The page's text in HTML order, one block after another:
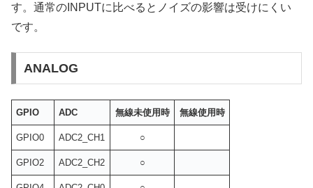
す。通常のINPUTに比べるとノイズの影響は受けにくい
です。
ANALOG
GPIO ADC 無線未使用時 無線使用時
GPIO0 ADC2_CH1 ○
GPIO2 ADC2_CH2 ○